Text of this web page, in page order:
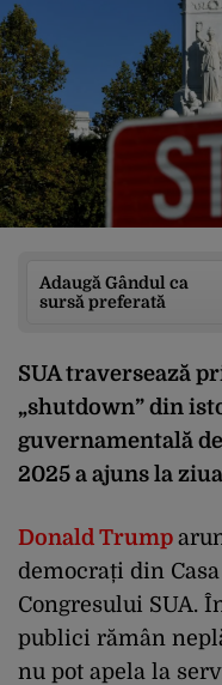
Adaugă Gândul ca
sursă preferată
SUA traversează
„shutdown” din
guvernamentală
2025 a ajuns la
Donald Trump
democrați din
Congresului SUA.
publici rămân
nu pot apela la